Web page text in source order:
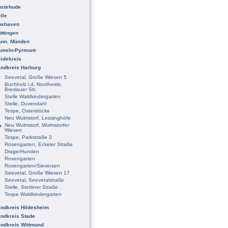
Münden
Pyrmont
Harburg
Seevetal, Große Wiesen 5
Buchholz i.d. Nordheide,
Breslauer Str.
Stelle Waldkindergarten
Stelle, Duvendahl
Tespe, Osterstücke
Neu Wulmstorf, Lessinghöfe
Neu Wulmstorf, Wulmstorfer
Wiesen
Tespe, Parkstraße 3
Rosengarten, Eckeler Straße
Drage/Hunden
Rosengarten
Rosengarten/Sieversen
Seevetal, Große Wiesen 17
Seevetal, Seevetalstraße
Stelle, Stettiner Straße
Tespe Waldkindergarten
Hildesheim
Stade
Wittmund